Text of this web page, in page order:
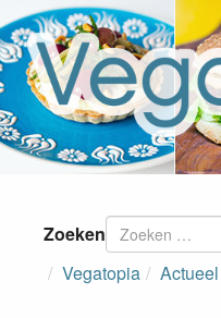
Zoeken
Vegatopia
Actueel